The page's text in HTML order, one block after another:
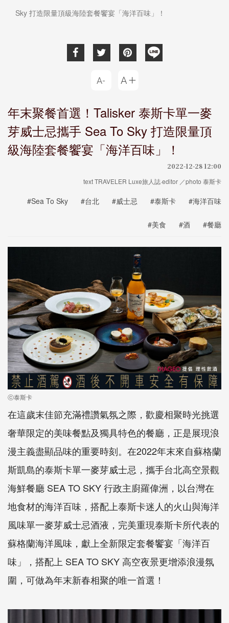
Sky 打造限量頂級海陸套餐饗宴「海洋百味」！
年末聚餐首選！Talisker 泰斯卡單一麥
芽威士忌攜手 Sea To Sky 打造限量頂
級海陸套餐饗宴「海洋百味」！
2022-12-28 12:00
text TRAVELER Luxe旅人誌·editor ／photo 泰斯卡
#Sea To Sky #台北 #威士忌 #泰斯卡 #海洋百味
#美食 #酒 #餐廳
ⓒ泰斯卡
在這歲末佳節充滿禮讚氣氛之際，歡慶相聚時光挑選
奢華限定的美味餐點及獨具特色的餐廳，正是展現浪
漫主義盡顯品味的重要時刻。在2022年末來自蘇格蘭
斯凱島的泰斯卡單一麥芽威士忌，攜手台北高空景觀
海鮮餐廳 SEA TO SKY 行政主廚羅偉洲，以台灣在
地食材的海洋百味，搭配上泰斯卡迷人的火山與海洋
風味單一麥芽威士忌酒液，完美重現泰斯卡所代表的
蘇格蘭海洋風味，獻上全新限定套餐饗宴「海洋百
味」，搭配上 SEA TO SKY 高空夜景更增添浪漫氛
圍，可做為年末新春相聚的唯一首選！